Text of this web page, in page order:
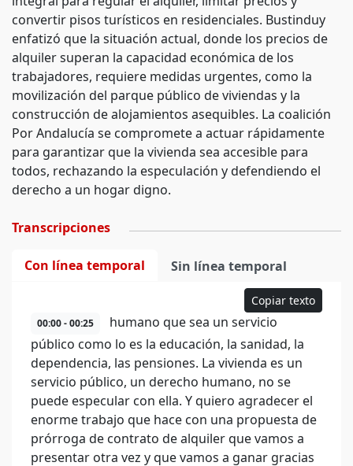
convertir pisos turísticos en residenciales. Bustinduy
enfatizó que la situación actual, donde los precios de
alquiler superan la capacidad económica de los
trabajadores, requiere medidas urgentes, como la
movilización del parque público de viviendas y la
construcción de alojamientos asequibles. La coalición
Por Andalucía se compromete a actuar rápidamente
para garantizar que la vivienda sea accesible para
todos, rechazando la especulación y defendiendo el
derecho a un hogar digno.
Transcripciones
Con línea temporal Sin línea temporal
Copiar texto
00:00 - 00:25
humano que sea un servicio
público como lo es la educación, la sanidad, la
dependencia, las pensiones. La vivienda es un
servicio público, un derecho humano, no se
puede especular con ella. Y quiero agradecer el
enorme trabajo que hace con una propuesta de
prórroga de contrato de alquiler que vamos a
presentar otra vez y que vamos a ganar gracias